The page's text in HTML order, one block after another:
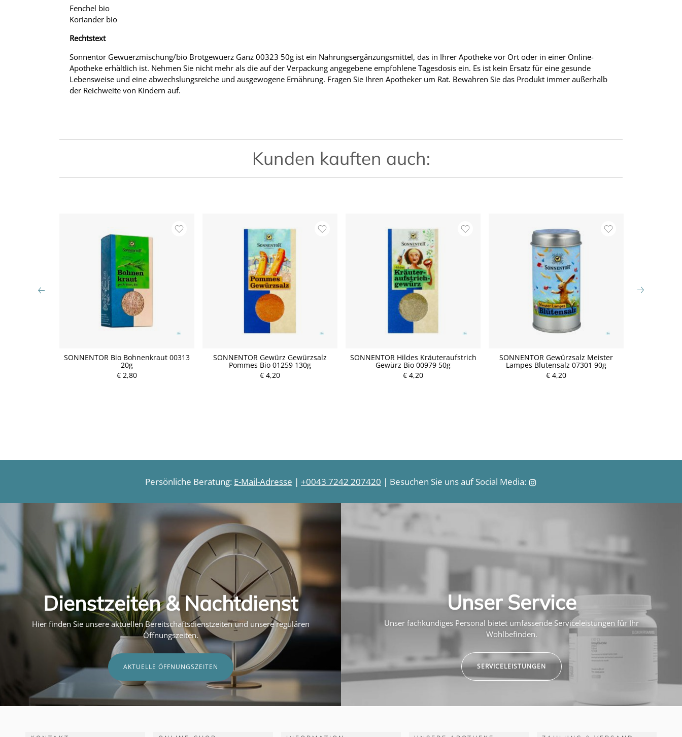
Fenchel bio
Koriander bio
Rechtstext
Sonnentor Gewuerzmischung/bio Brotgewuerz Ganz 00323 50g ist ein Nahrungsergänzungsmittel, das in Ihrer Apotheke vor Ort oder in einer Online-
Apotheke erhältlich ist. Nehmen Sie nicht mehr als die auf der Verpackung angegebene empfohlene Tagesdosis ein. Es ist kein Ersatz für eine gesunde
Lebensweise und eine abwechslungsreiche und ausgewogene Ernährung. Fragen Sie Ihren Apotheker um Rat. Bewahren Sie das Produkt immer außerhalb
der Reichweite von Kindern auf.
Kunden kauften auch:
SONNENTOR Bio Bohnenkraut 00313
20g
€ 2,80
SONNENTOR Gewürz Gewürzsalz
Pommes Bio 01259 130g
€ 4,20
SONNENTOR Hildes Kräuteraufstrich
Gewürz Bio 00979 50g
€ 4,20
SONNENTOR Gewürzsalz Meister
Lampes Blutensalz 07301 90g
€ 4,20
P
P
P
r P
Persönliche Beratung: E-Mail-Adresse | +0043 7242 207420 | Besuchen Sie uns auf Social Media:
Dienstzeiten & Nachtdienst
Hier finden Sie unsere aktuellen Bereitschaftsdienstzeiten und unsere regulären
Öffnungszeiten.
AKTUELLE ÖFFNUNGSZEITEN
Unser Service
Unser fachkundiges Personal bietet umfassende Serviceleistungen für Ihr
Wohlbefinden.
SERVICELEISTUNGEN